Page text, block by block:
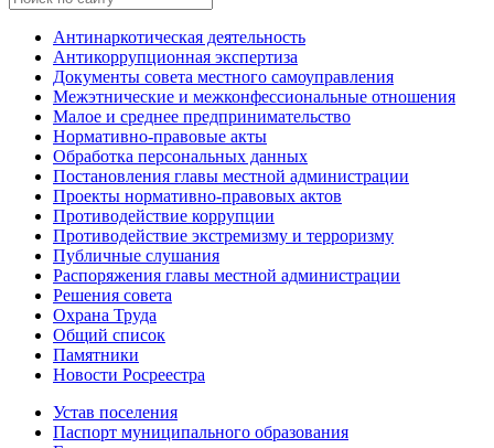
Антинаркотическая деятельность
Антикоррупционная экспертиза
Документы совета местного самоуправления
Межэтнические и межконфессиональные отношения
Малое и среднее предпринимательство
Нормативно-правовые акты
Обработка персональных данных
Постановления главы местной администрации
Проекты нормативно-правовых актов
Противодействие коррупции
Противодействие экстремизму и терроризму
Публичные слушания
Распоряжения главы местной администрации
Решения совета
Охрана Труда
Общий список
Памятники
Новости Росреестра
Устав поселения
Паспорт муниципального образования